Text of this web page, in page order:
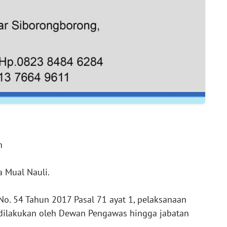
Mual Nauli.
54 Tahun 2017 Pasal 71 ayat 1, pelaksanaan
oleh Dewan Pengawas hingga jabatan